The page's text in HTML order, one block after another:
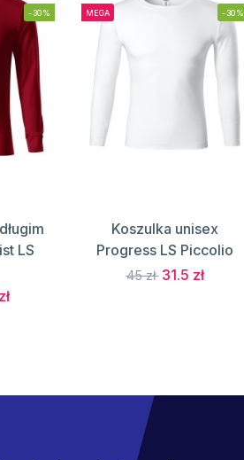
-30%
LS
MEGA -30%
Koszulka unisex
Progress LS Piccolio
45 zł 31.5 zł